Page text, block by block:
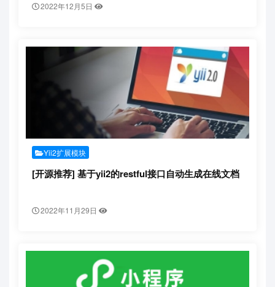
2022年12月5日
Yii2扩展模块
[开源推荐] 基于yii2的restful接口自动生成在线文档
2022年11月29日